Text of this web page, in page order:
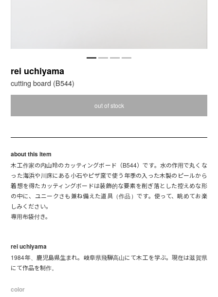
rei uchiyama
cutting board (B544)
out of stock
about this item
木工作家の内山玲のカッティングボード（B544）です。水の作用で丸くな
った海浜や川床にある小石やピザ窯で使う年季の入った木製のピールから
着想を得たカッティングボードは装飾的な要素を削ぎ落とした控えめな形
の中に、ユニークさも兼ね備えた道具（作品）です。使って、眺めてお楽
しみください。
専用布袋付き。
rei uchiyama
1984年、鹿児島県生まれ。岐阜県飛騨高山にて木工を学ぶ。現在は滋賀県
にて作品を制作。
color